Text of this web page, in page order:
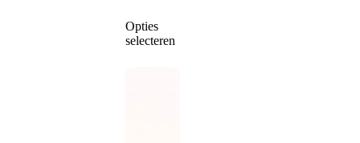
Opties
selecteren